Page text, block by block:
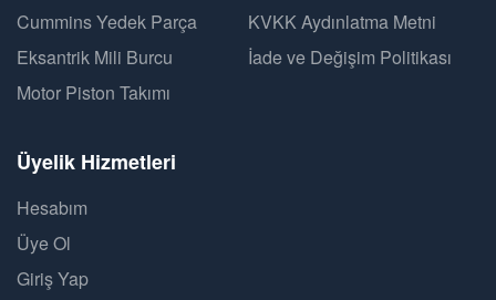
Cummins Yedek Parça
Eksantrik Mili Burcu
Motor Piston Takımı
KVKK Aydınlatma Metni
İade ve Değişim Politikası
Üyelik Hizmetleri
Hesabım
Üye Ol
Giriş Yap